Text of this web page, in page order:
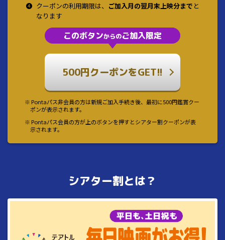
❹ クーポンの利用期限は、 ご加入月の翌月末上映分まで と
なります
このボタンからのご加入限定
500円クーポンをGET!!
※ Pontaパス非会員の方は新規ご加入手続き後、最初に500円鑑賞クー
ポンが表示されます。
※ Pontaパス会員の方が上のボタンを押すとシアター割クーポンが表
示されます。
シアター割とは？